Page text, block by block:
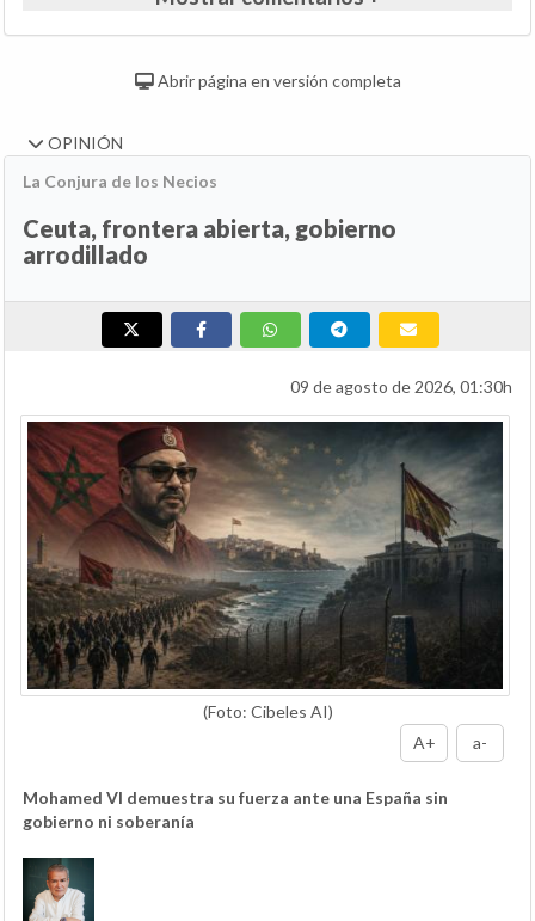
Abrir página en versión completa
OPINIÓN
La Conjura de los Necios
Ceuta, frontera abierta, gobierno
arrodillado
09 de agosto de 2026, 01:30h
(Foto: Cibeles AI)
A+
a-
Mohamed VI demuestra su fuerza ante una España sin
gobierno ni soberanía